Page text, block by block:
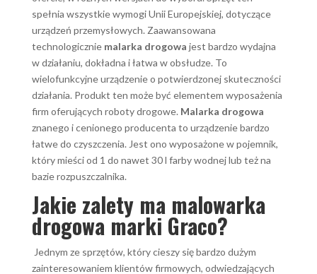
spełnia wszystkie wymogi Unii Europejskiej, dotyczące
urządzeń przemysłowych. Zaawansowana
technologicznie malarka drogowa jest bardzo wydajna
w działaniu, dokładna i łatwa w obsłudze. To
wielofunkcyjne urządzenie o potwierdzonej skuteczności
działania. Produkt ten może być elementem wyposażenia
firm oferujących roboty drogowe. Malarka drogowa
znanego i cenionego producenta to urządzenie bardzo
łatwe do czyszczenia. Jest ono wyposażone w pojemnik,
który mieści od 1 do nawet 30 l farby wodnej lub też na
bazie rozpuszczalnika.
Jakie zalety ma malowarka
drogowa marki Graco?
Jednym ze sprzętów, który cieszy się bardzo dużym
zainteresowaniem klientów firmowych, odwiedzających